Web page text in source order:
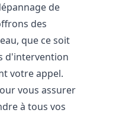
de
des
que ce soit
d'intervention
votre appel.
vous assurer
à tous vos